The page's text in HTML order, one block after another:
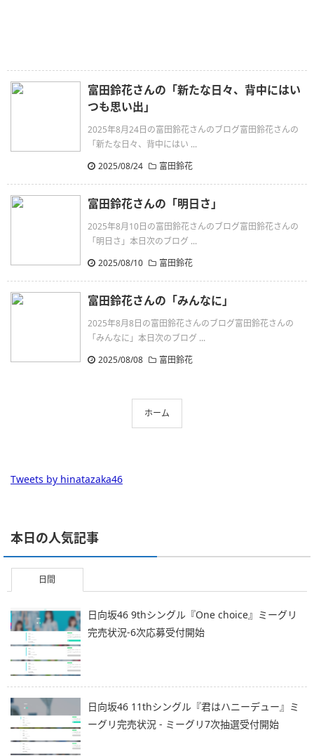
富田鈴花さんの「新たな日々、背中にはい
つも思い出」
2025年8月24日の富田鈴花さんのブログ富田鈴花さんの
「新たな日々、背中にはい ...
2025/08/24
富田鈴花
富田鈴花さんの「明日さ」
2025年8月10日の富田鈴花さんのブログ富田鈴花さんの
「明日さ」本日次のブログ ...
2025/08/10
富田鈴花
富田鈴花さんの「みんなに」
2025年8月8日の富田鈴花さんのブログ富田鈴花さんの
「みんなに」本日次のブログ ...
2025/08/08
富田鈴花
ホーム
Tweets by hinatazaka46
本日の人気記事
日間
日向坂46 9thシングル『One choice』ミーグリ
完売状況-6次応募受付開始
日向坂46 11thシングル『君はハニーデュー』ミ
ーグリ完売状況 - ミーグリ7次抽選受付開始